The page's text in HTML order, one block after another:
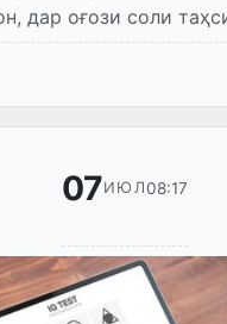
дар оғози соли
535 ҳазор
мекунанд.
07ИЮЛ08:17